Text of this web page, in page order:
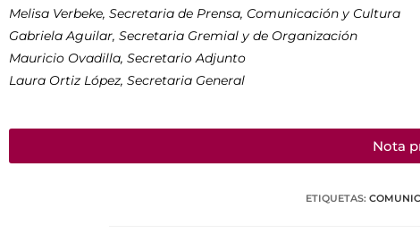
Melisa Verbeke, Secretaria de Prensa, Comunicación y Cultura
Gabriela Aguilar, Secretaria Gremial y de Organización
Mauricio Ovadilla, Secretario Adjunto
Laura Ortiz López, Secretaria General
Nota
ETIQUETAS: